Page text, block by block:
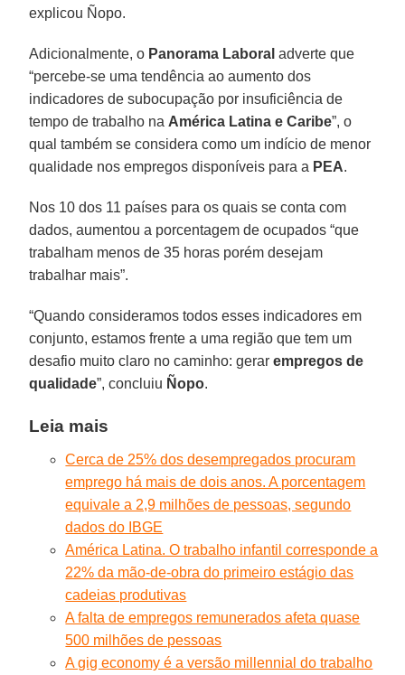
explicou Ñopo.
Adicionalmente, o Panorama Laboral adverte que
“percebe-se uma tendência ao aumento dos
indicadores de subocupação por insuficiência de
tempo de trabalho na América Latina e Caribe”, o
qual também se considera como um indício de menor
qualidade nos empregos disponíveis para a PEA.
Nos 10 dos 11 países para os quais se conta com
dados, aumentou a porcentagem de ocupados “que
trabalham menos de 35 horas porém desejam
trabalhar mais”.
“Quando consideramos todos esses indicadores em
conjunto, estamos frente a uma região que tem um
desafio muito claro no caminho: gerarempregos de
qualidade”, concluiu Ñopo.
Leia mais
Cerca de 25% dos desempregados procuram
emprego há mais de dois anos. A porcentagem
equivale a 2,9 milhões de pessoas, segundo
dados do IBGE
América Latina. O trabalho infantil corresponde a
22% da mão-de-obra do primeiro estágio das
cadeias produtivas
A falta de empregos remunerados afeta quase
500 milhões de pessoas
A gig economy é a versão millennial do trabalho